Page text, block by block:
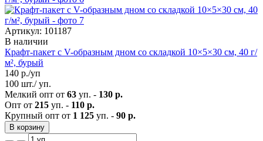
Артикул: 101187
В наличии
Крафт-пакет с V-образным дном со складкой 10×5×30 см, 40 г/
м², бурый
140 р./уп
100 шт./ уп.
Мелкий опт от 63 уп. - 130 р.
Опт от 215 уп. - 110 р.
Крупный опт от 1 125 уп. - 90 р.
В корзину